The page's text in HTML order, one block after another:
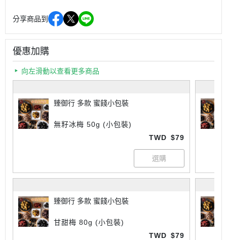
分享商品到
優惠加購
向左滑動以查看更多商品
臻御行 多款 蜜餞小包裝
無籽冰梅 50g (小包裝)
TWD $79
臻御行 多款 蜜餞小包裝
甘甜梅 80g (小包裝)
TWD $79